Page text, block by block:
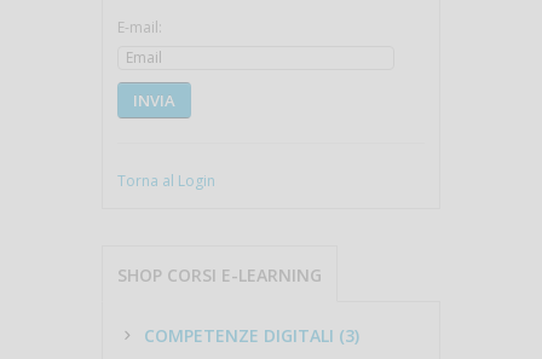
E-mail:
INVIA
Torna al Login
SHOP CORSI E-LEARNING
COMPETENZE DIGITALI (3)